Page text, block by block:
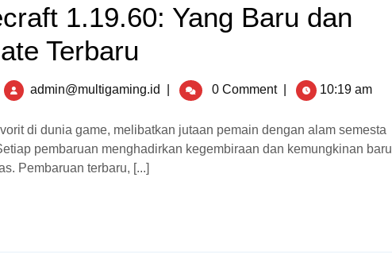
1.19.60: Yang Baru dan
Terbaru
admin@multigaming.id 0 Comment 10:19 am
pembaruan menghadirkan kegembiraan dan kemungkinan baru
Pembaruan terbaru, [...]